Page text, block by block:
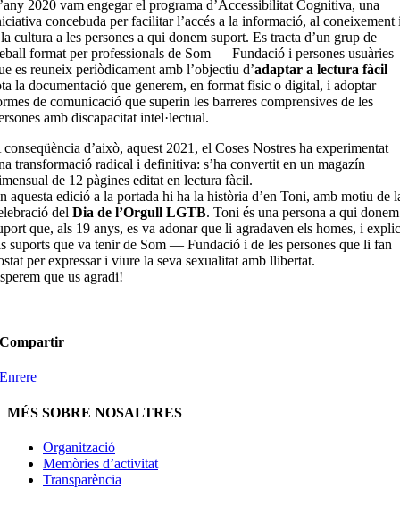
2020 vam engegar el programa d’Accessibilitat Cognitiva, una
concebuda per facilitar l’accés a la informació, al coneixement
cultura a les persones a qui donem suport. Es tracta d’un grup de
format per professionals de Som — Fundació i persones usuàries
es reuneix periòdicament amb l’objectiu d’adaptar a lectura fàcil
la documentació que generem, en format físic o digital, i adoptar
de comunicació que superin les barreres comprensives de les
amb discapacitat intel·lectual.
conseqüència d’això, aquest 2021, el Coses Nostres ha experimentat
transformació radical i definitiva: s’ha convertit en un magazín
de 12 pàgines editat en lectura fàcil.
aquesta edició a la portada hi ha la història d’en Toni, amb motiu de
delDia de l’Orgull LGTB. Toni és una persona a qui donem
que, als 19 anys, es va adonar que li agradaven els homes, i
suports que va tenir de Som — Fundació i de les persones que li fan
per expressar i viure la seva sexualitat amb llibertat.
que us agradi!
Compartir
Enrere
MÉS SOBRE NOSALTRES
Organització
Memòries d’activitat
Transparència